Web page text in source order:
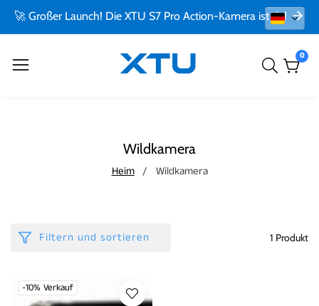
🚀 Großer Launch! Die XTU S7 Pro Action-Kamera ist da!
00
Sammlung:
Wildkamera
Heim Wildkamera
Filtern und sortieren 1 Produkt
-10% Verkauf